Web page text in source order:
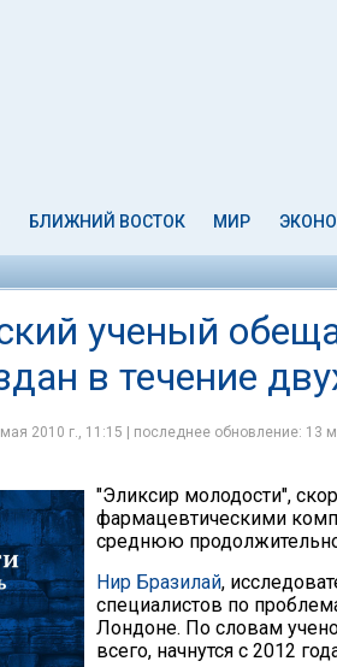
БЛИЖНИЙ ВОСТОК МИР
ученый
в течение
2010 г., 11:15 | последнее обновление: 13
"Эликсир молодости",
фармацевтическими
среднюю
Нир Бразилай,
специалистов по
Лондоне. По словам
всего, начнутся с 2012